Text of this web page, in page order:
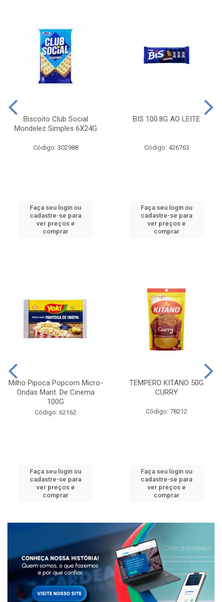
Biscoito Club Social
Mondelez Simples 6X24G
Código: 302988
Faça seu login ou
cadastre-se para
ver preços e
comprar
BIS 100.8G AO LEITE
Código: 426763
Faça seu login ou
cadastre-se para
ver preços e
comprar
Milho Pipoca Popcorn Micro-
Ondas Mant. De Cinema
100G
Código: 62162
Faça seu login ou
cadastre-se para
ver preços e
comprar
TEMPERO KITANO 50G
CURRY
Código: 78212
Faça seu login ou
cadastre-se para
ver preços e
comprar